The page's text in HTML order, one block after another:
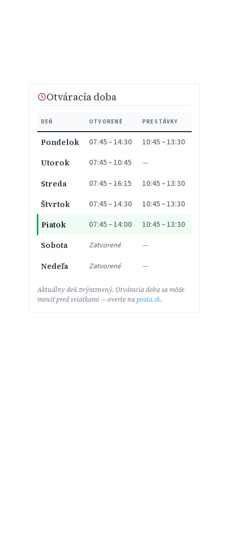
Otváracia doba
DEŇ OTVORENÉ PRESTÁVKY
Pondelok 07:45 – 14:30 10:45 – 13:30
Utorok 07:45 – 10:45 —
Streda 07:45 – 16:15 10:45 – 13:30
Štvrtok 07:45 – 14:30 10:45 – 13:30
Piatok 07:45 – 14:00 10:45 – 13:30
Sobota Zatvorené —
Nedeľa Zatvorené —
Aktuálny deň zvýraznený. Otváracia doba sa môže
meniť pred sviatkami — overte naposta.sk.